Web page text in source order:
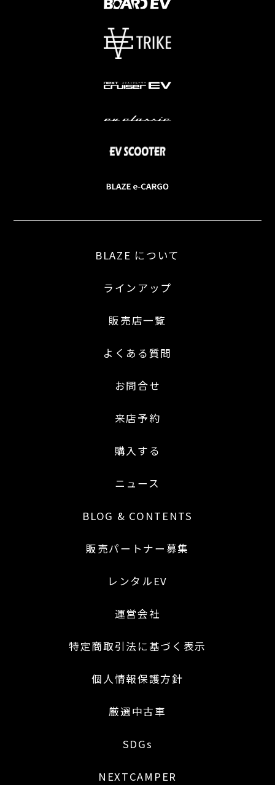
BLAZE について
ラインアップ
販売店一覧
よくある質問
お問合せ
来店予約
購入する
ニュース
BLOG & CONTENTS
販売パートナー募集
レンタルEV
運営会社
特定商取引法に基づく表示
個人情報保護方針
厳選中古車
SDGs
NEXTCAMPER